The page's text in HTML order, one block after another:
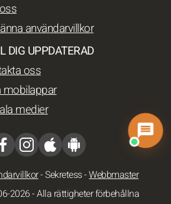
användarvillkor
DIG UPPDATERAD
oss
mobilappar
medier
-Sekretess-Webbmaster
2026 - Alla rättigheter förbehållna